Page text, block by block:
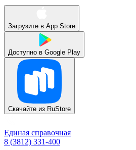
Загрузите в App Store
Доступно в Google Play
Скачайте из RuStore
Единая справочная
8 (3812) 331-400